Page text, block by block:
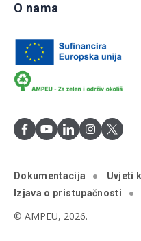
O nama
Dokumentacija Uvjeti
Izjava o pristupačnosti
© AMPEU, 2026.